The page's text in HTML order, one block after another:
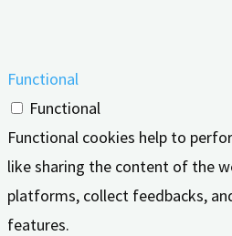
Functional
Functional
Functional cookies help to
like sharing the content of the
platforms, collect feedbacks,
features.